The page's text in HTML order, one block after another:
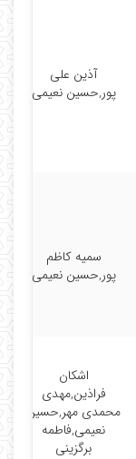
آذین علی
پور,حسین نعیمی
سمیه کاظم
پور,حسین نعیمی
اشکان
فراذین,مهدی
محمدی مهر,حسین
نعیمی,فاطمه
برگزینی